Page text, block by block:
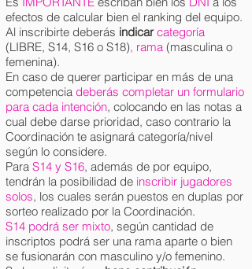
efectos de calcular bien el ranking del equipo.
Al inscribirte deberás indicarcategoría
(LIBRE, S14, S16 o S18), rama (masculina o
femenina).
En caso de querer participar en más de una
competencia deberás completar un formulario
para cada intención, colocando en las notas a
cual debe darse prioridad, caso contrario la
Coordinación te asignará categoría/nivel
según lo considere.
Para S14 y S16, además de por equipo,
tendrán la posibilidad de inscribir jugadores
solos, los cuales serán puestos en duplas por
sorteo realizado por la Coordinación.
S14 podrá ser mixto, según cantidad de
inscriptos podrá ser una rama aparte o bien
se fusionarán con masculino y/o femenino.